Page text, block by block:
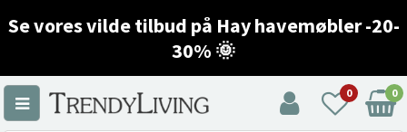
Se vores vilde tilbud på Hay havemøbler -20-
30% 🌞
0 0